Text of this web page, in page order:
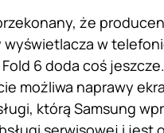
że
wyświetlacza w
Fold 6 doda coś
możliwa naprawy
którą Samsung